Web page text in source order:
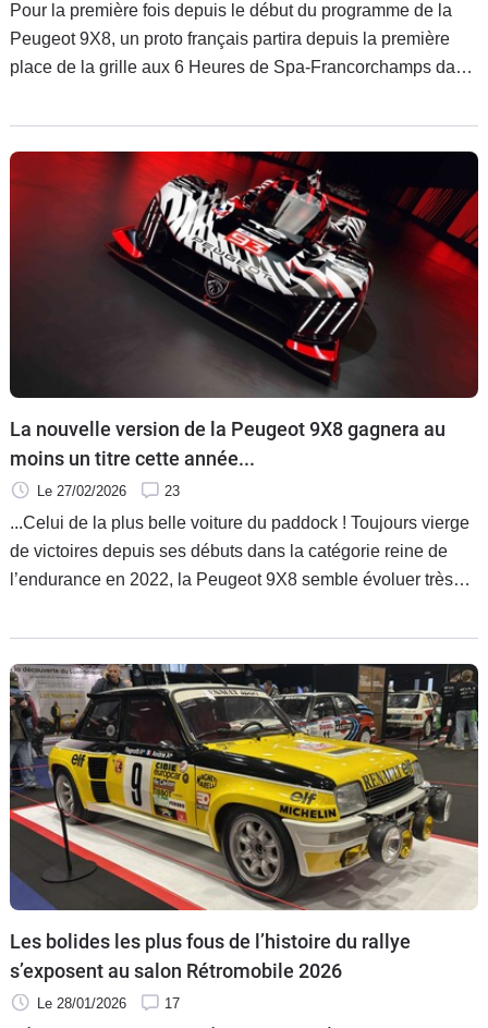
Pour la première fois depuis le début du programme de la
Peugeot 9X8, un proto français partira depuis la première
place de la grille aux 6 Heures de Spa-Francorchamps dans
et Alpine alors que les favoris sont loin derrière, espère une
course plus facile qu’en Italie.
La nouvelle version de la Peugeot 9X8 gagnera au
moins un titre cette année...
Le 27/02/2026 23
...Celui de la plus belle voiture du paddock ! Toujours vierge
de victoires depuis ses débuts dans la catégorie reine de
l’endurance en 2022, la Peugeot 9X8 semble évoluer très
belles couleurs. Va-t-elle persister jusqu’au succès
contrairement à sa rivale de chez Alpine ?
Les bolides les plus fous de l’histoire du rallye
s’exposent au salon Rétromobile 2026
Le 28/01/2026 17